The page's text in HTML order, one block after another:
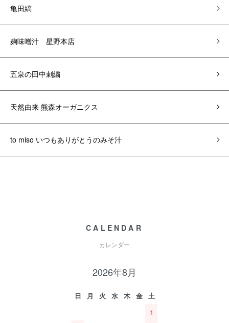
亀田縞
麹味噌汁 星野本店
五泉の田中刺繍
天然由来 熊森オーガニクス
to miso いつもありがとうのみそ汁
CALENDAR
カレンダー
2026年8月
日 月 火 水 木 金
土
1